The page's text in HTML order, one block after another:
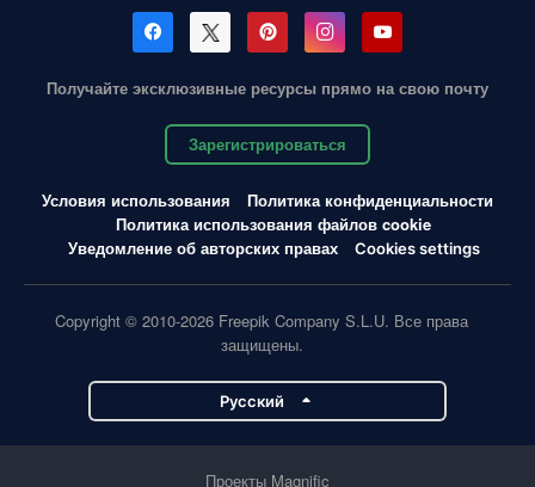
Получайте эксклюзивные ресурсы прямо на свою почту
Зарегистрироваться
Условия использования
Политика конфиденциальности
Политика использования файлов cookie
Уведомление об авторских правах
Cookies settings
Copyright © 2010-2026 Freepik Company S.L.U. Все права
защищены.
Pусский
Проекты Magnific